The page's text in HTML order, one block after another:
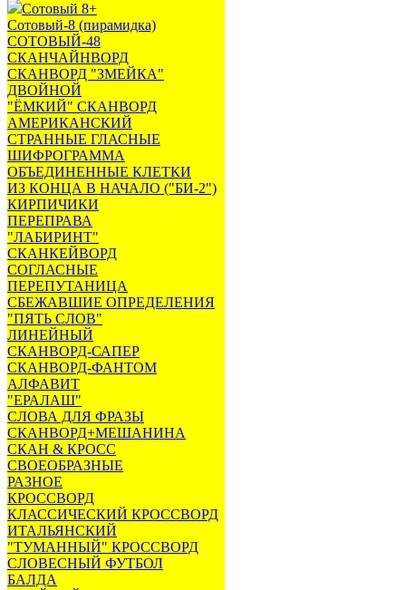
Сотовый 8+
Сотовый-8 (пирамидка)
СОТОВЫЙ-48
СКАНЧАЙНВОРД
СКАНВОРД "ЗМЕЙКА"
ДВОЙНОЙ
"ЁМКИЙ" СКАНВОРД
АМЕРИКАНСКИЙ
СТРАННЫЕ ГЛАСНЫЕ
ШИФРОГРАММА
ОБЪЕДИНЕННЫЕ КЛЕТКИ
ИЗ КОНЦА В НАЧАЛО ("БИ-2")
КИРПИЧИКИ
ПЕРЕПРАВА
"ЛАБИРИНТ"
СКАНКЕЙВОРД
СОГЛАСНЫЕ
ПЕРЕПУТАНИЦА
СБЕЖАВШИЕ ОПРЕДЕЛЕНИЯ
"ПЯТЬ СЛОВ"
ЛИНЕЙНЫЙ
СКАНВОРД-САПЕР
СКАНВОРД-ФАНТОМ
АЛФАВИТ
"ЕРАЛАШ"
СЛОВА ДЛЯ ФРАЗЫ
СКАНВОРД+МЕШАНИНА
СКАН & КРОСС
СВОЕОБРАЗНЫЕ
РАЗНОЕ
КРОССВОРД
КЛАССИЧЕСКИЙ КРОССВОРД
ИТАЛЬЯНСКИЙ
"ТУМАННЫЙ" КРОССВОРД
СЛОВЕСНЫЙ ФУТБОЛ
БАЛДА